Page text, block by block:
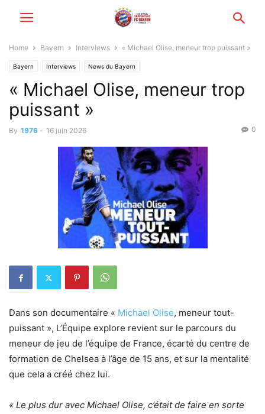
Home Bayern Interviews « Michael Olise, meneur trop puissant »
Bayern Interviews News du Bayern
« Michael Olise, meneur trop
puissant »
By 1976 - 16 juin 2026 0
Dans son documentaire « Michael Olise, meneur tout-
puissant », L’Équipe explore revient sur le parcours du
meneur de jeu de l’équipe de France, écarté du centre de
formation de Chelsea à l’âge de 15 ans, et sur la mentalité
que cela a créé chez lui.
« Le plus dur avec Michael Olise, c’était de faire en sorte